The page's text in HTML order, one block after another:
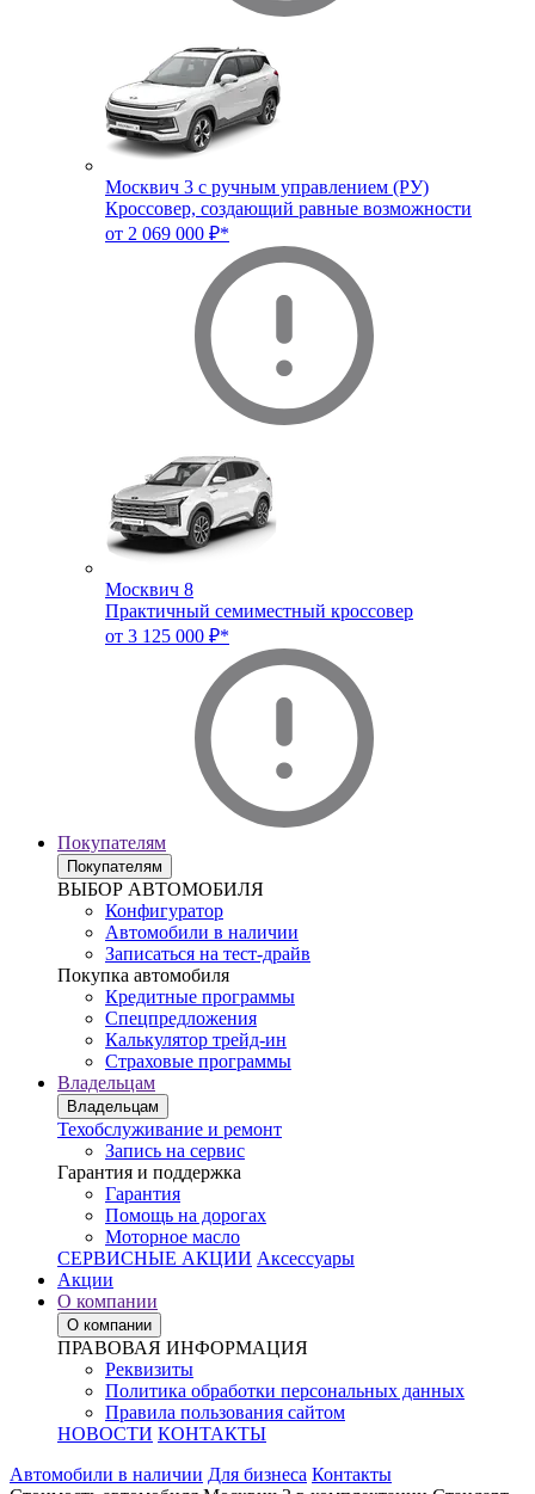
Москвич 3 с ручным управлением (РУ)
Кроссовер, создающий равные возможности
от 2 069 000 ₽*
Москвич 8
Практичный семиместный кроссовер
от 3 125 000 ₽*
Покупателям
Покупателям
ВЫБОР АВТОМОБИЛЯ
Конфигуратор
Автомобили в наличии
Записаться на тест-драйв
Покупка автомобиля
Кредитные программы
Спецпредложения
Калькулятор трейд-ин
Страховые программы
Владельцам
Владельцам
Техобслуживание и ремонт
Запись на сервис
Гарантия и поддержка
Гарантия
Помощь на дорогах
Моторное масло
СЕРВИСНЫЕ АКЦИИ Аксессуары
Акции
О компании
О компании
ПРАВОВАЯ ИНФОРМАЦИЯ
Реквизиты
Политика обработки персональных данных
Правила пользования сайтом
НОВОСТИ КОНТАКТЫ
Автомобили в наличии Для бизнеса Контакты